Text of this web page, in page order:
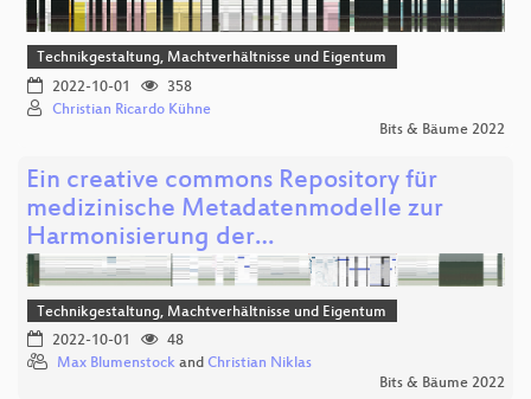
Technikgestaltung, Machtverhältnisse und Eigentum
2022-10-01
358
Christian Ricardo Kühne
Bits & Bäume 2022
Ein creative commons Repository für
medizinische Metadatenmodelle zur
Harmonisierung der…
Technikgestaltung, Machtverhältnisse und Eigentum
2022-10-01
48
Max Blumenstock and Christian Niklas
Bits & Bäume 2022